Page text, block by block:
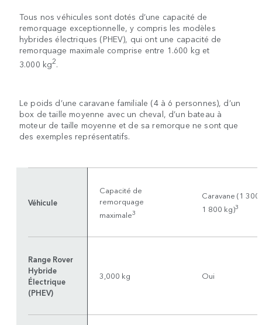
Tous nos véhicules sont dotés d’une capacité de
remorquage exceptionnelle, y compris les modèles
hybrides électriques (PHEV), qui ont une capacité de
remorquage maximale comprise entre 1.600 kg et
3.000 kg2.
Le poids d’une caravane familiale (4 à 6 personnes), d’un
box de taille moyenne avec un cheval, d’un bateau à
moteur de taille moyenne et de sa remorque ne sont que
des exemples représentatifs.
Véhicule
Capacité de
remorquage
maximale3
Caravane (1 300
1 800 kg)3
Range Rover
Hybride
Électrique
(PHEV)
3,000 kg Oui